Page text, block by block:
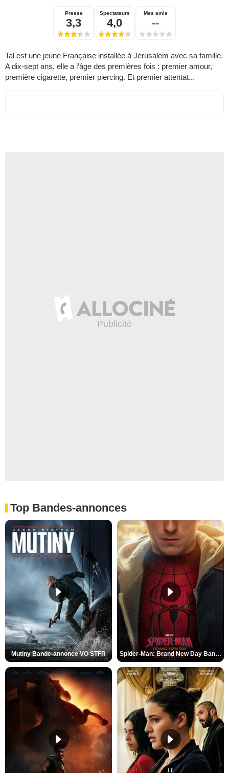
Presse
3,3
Spectateurs
4,0
Mes amis
--
Tal est une jeune Française installée à Jérusalem avec sa famille.
A dix-sept ans, elle a l’âge des premières fois : premier amour,
première cigarette, premier piercing. Et premier attentat...
Top Bandes-annonces
Mutiny Bande-annonce VO STFR Spider-Man: Brand New Day Bande-annonce VO STFR